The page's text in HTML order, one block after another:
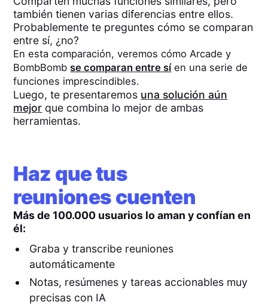
también tienen varias diferencias entre ellos.
Probablemente te preguntes cómo se comparan
entre sí, ¿no?
En esta comparación, veremos cómo Arcade y
BombBomb se comparan entre síen una serie de
funciones imprescindibles.
Luego, te presentaremos una solución aún
mejor que combina lo mejor de ambas
herramientas.
Haz que tus
reuniones cuenten
Más de 100.000 usuarios lo aman y confían en
él:
Graba y transcribe reuniones
automáticamente
Notas, resúmenes y tareas accionables muy
precisas con IA